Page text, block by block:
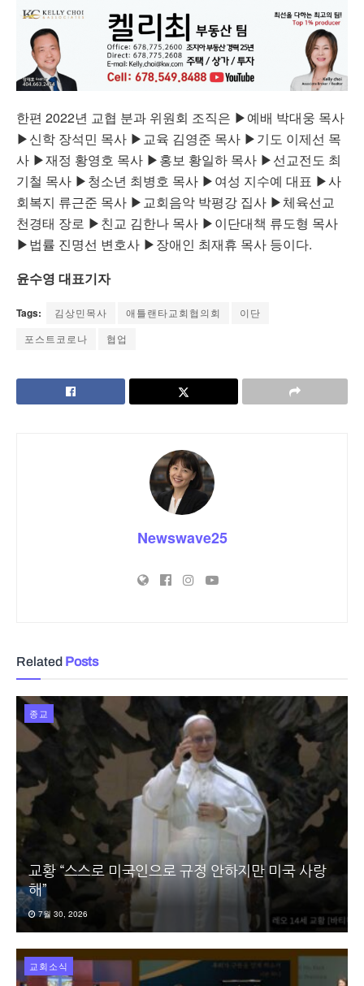
한편 2022년 교협 분과 위원회 조직은 ▶예배 박대웅 목사
▶신학 장석민 목사 ▶ 교육 김영준 목사 ▶기도 이제선 목
사 ▶재정 황영호 목사 ▶홍보 황일하 목사 ▶선교전도 최
기철 목사 ▶청소년 최병호 목사 ▶여성 지수예 대표 ▶사
회복지 류근준 목사 ▶ 교회음악 박평강 집사 ▶체육선교
천경태 장로 ▶친교 김한나 목사 ▶이단대책 류도형 목사
▶법률 진명선 변호사 ▶장애인 최재휴 목사 등이다.
윤수영 대표기자
Tags: 김상민목사 애틀랜타교회협의회
이단
포스트코로나
협업
Newswave25
Related Posts
종교
교황 “스스로 미국인으로 규정 안하지만 미국 사랑
해”
7월 30, 2026
교회소식